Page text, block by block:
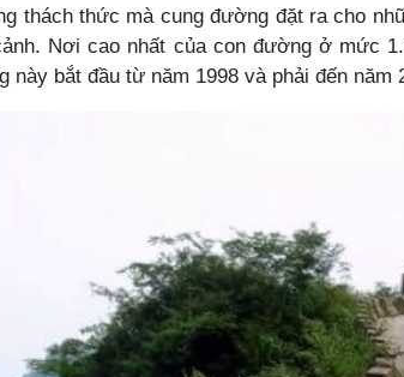
thách thức mà cung đường đặt ra cho
Nơi cao nhất của con đường ở mức
này bắt đầu từ năm 1998 và phải đến năm